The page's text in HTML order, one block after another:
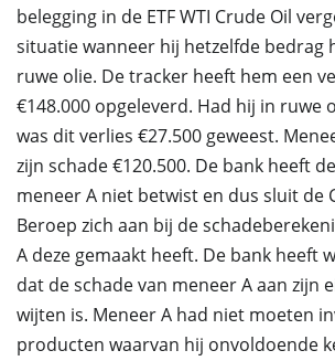
belegging in de ETF WTI Crude Oil
situatie wanneer hij hetzelfde bedrag
ruwe olie. De tracker heeft hem een
€148.000 opgeleverd. Had hij in ruwe
was dit verlies €27.500 geweest.
zijn schade €120.500. De bank heeft
meneer A niet betwist en dus sluit de
Beroep zich aan bij de
A deze gemaakt heeft. De bank heeft
dat de schade van meneer A aan zijn
wijten is. Meneer A had niet moeten
producten waarvan hij onvoldoende